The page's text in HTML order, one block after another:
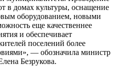
в домах культуры, оснащение
оборудованием, новыми
еще качественнее
и обеспечивает
поселений более
— обозначила министр
Безрукова.